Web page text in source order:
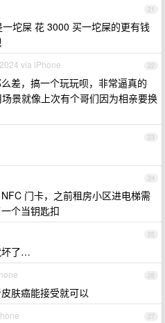
21
坨屎 花 3000 买一坨屎的更有钱
22
via iPhone
差，搞一个玩玩呗，非常逼真的
景就像上次有个哥们因为相亲要换
23
24
门卡，之前租房小区进电梯需
个当钥匙扣
25
坏了…
26
肤癌能接受就可以
27